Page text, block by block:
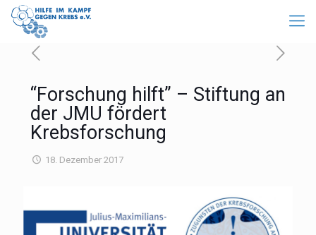
“Forschung hilft” – Stiftung an
der JMU fördert
Krebsforschung
18. Dezember 2017